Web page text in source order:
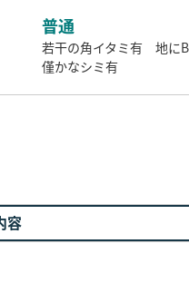
普通
若干の角イタミ有 地に
僅かなシミ有
容